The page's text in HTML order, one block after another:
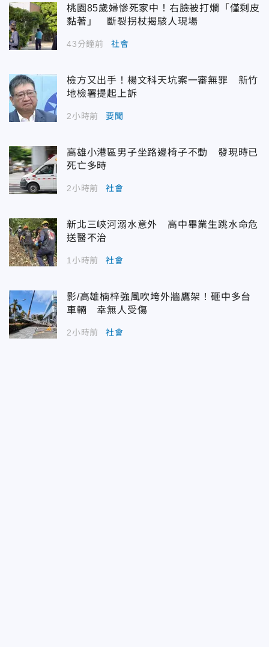
桃園85歲婦慘死家中！右臉被打爛「僅剩皮
黏著」 斷裂拐杖揭駭人現場
43分鐘前 社會
檢方又出手！楊文科天坑案一審無罪 新竹
地檢署提起上訴
2小時前 要聞
高雄小港區男子坐路邊椅子不動 發現時已
死亡多時
2小時前 社會
新北三峽河溺水意外 高中畢業生跳水命危
送醫不治
1小時前 社會
影/高雄楠梓強風吹垮外牆鷹架！砸中多台
車輛 幸無人受傷
2小時前 社會